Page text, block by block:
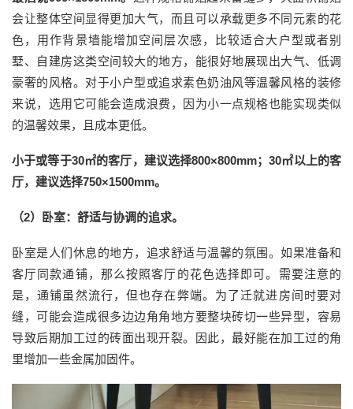
会让整体空间显得更加大气， 而且可以承载更多不同元素的花
色， 用作背景墙能增加空间层次感，
比较适合大户型或者别
墅、自建房这类空间较大的地方，能很好地展现出大气、低调
豪奢的风格。对于小户型或追求素色奶油风等温馨风格的装修
来说， 选用它可能会造成浪费，因为小一点规格也能实现类似
的温馨效果，且成本更低。
小于或等于30㎡的客厅，建议选择800×800mm；30㎡以上的客
厅，建议选择750×1500mm。
（2）卧室：舒适与协调的追求。
卧室是人们休息的地方，追求舒适与温馨的氛围。如果准备和
客厅同款通铺，那么按照客厅的花色选择即可。需要注意的
是，通铺虽 然流行，但也存在弊端。为了迁就进房间时要对
缝，可能会造成很多边边角角地方要整块砖切一些异型，容易
导致后期加工过的砖面出现开裂。因此，最好能在加工过的角
里增加一些金属加固件。